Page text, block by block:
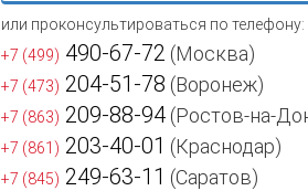
или проконсультироваться по телефону:
+7 (499) 490-67-72 (Москва)
+7 (473) 204-51-78 (Воронеж)
+7 (863) 209-88-94 (Ростов-на-
+7 (861) 203-40-01 (Краснодар)
+7 (845) 249-63-11 (Саратов)